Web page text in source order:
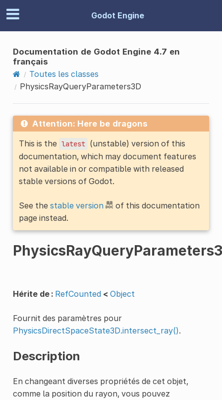
Godot Engine
Documentation de Godot Engine 4.7 en
français
Toutes les classes
PhysicsRayQueryParameters3D
Attention: Here be dragons
This is the latest (unstable) version of this
documentation, which may document features
not available in or compatible with released
stable versions of Godot.
See the stable version
of this documentation
page instead.
Hérite de : RefCounted < Object
Fournit des paramètres pour
PhysicsDirectSpaceState3D.intersect_ray().
Description
En changeant diverses propriétés de cet objet,
comme la position du rayon, vous pouvez